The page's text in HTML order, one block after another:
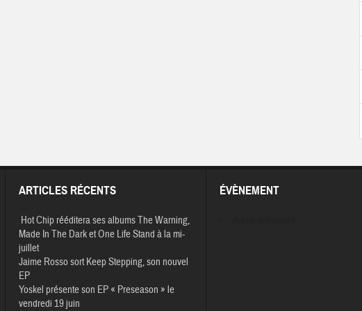
ARTICLES RÉCENTS
Hot Chip rééditera ses albums The Warning,
Made In The Dark et One Life Stand à la mi-
juillet
Jaime Rosso sort Keep Stepping, son nouvel
EP
Yoskel présente son EP « Preseason » le
vendredi 19 juin
ÉVÈNEMENT